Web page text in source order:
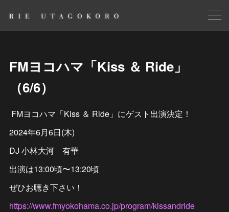
FMヨコハマ「Kiss ＆ Ride」
（6/6）
FMヨコハマ「Kiss ＆ Ride」にゲスト出演決定！
2024年6月6日(木)
DJ 小林大河 有華
出演は13:00頃〜13:20頃
ぜひお聴き下さい！
https://www.fmyokohama.co.jp/program/kissandride